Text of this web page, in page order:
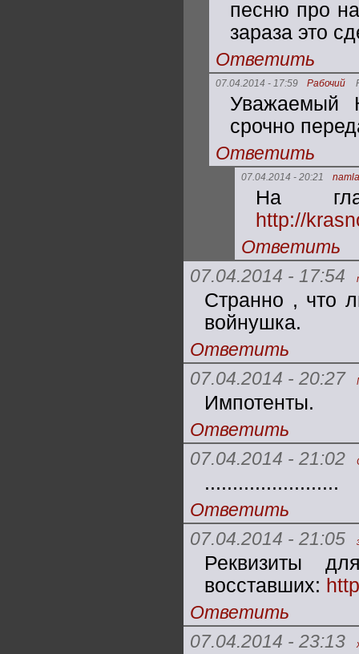
песню про
зараза это
Ответить
07.04.2014 - 17:59 Рабочий
Уважаемый
срочно
Ответить
07.04.2014 - 20:21
На
http://
Ответить
07.04.2014 - 17:54
Странно , что
войнушка.
Ответить
07.04.2014 - 20:27
Импотенты.
Ответить
07.04.2014 - 21:02
........................
Ответить
07.04.2014 - 21:05
Реквизиты
восставших:
Ответить
07.04.2014 - 23:13